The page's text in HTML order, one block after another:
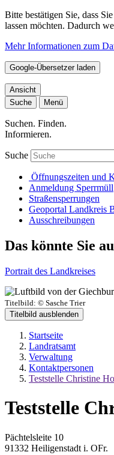
Bitte bestätigen Sie, dass
lassen möchten. Dadurch
Mehr Informationen zum
Google-Übersetzer laden
Ansicht
Suche
Menü
Suchen. Finden.
Informieren.
Suche
Öffnungszeiten und
Anmeldung Sperrmüll
Straßensperrungen
Geoportal Landkreis
Ausschreibungen
Das könnte Sie
Portrait des Landkreises
Titelbild: © Sasche Trier
Titelbild ausblenden
Startseite
Landratsamt
Verwaltung
Kontaktpersonen
Teststelle Christine
Teststelle
Pächtelsleite 10
91332 Heiligenstadt i. OFr.